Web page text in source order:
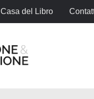
Casa del Libro